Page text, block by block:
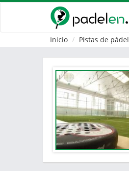
Inicio Pistas de pádel